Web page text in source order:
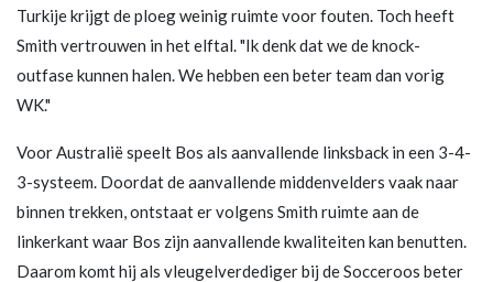
Turkije krijgt de ploeg weinig ruimte voor fouten. Toch heeft
Smith vertrouwen in het elftal. "Ik denk dat we de knock-
outfase kunnen halen. We hebben een beter team dan vorig
WK."
Voor Australië speelt Bos als aanvallende linksback in een 3-4-
3-systeem. Doordat de aanvallende middenvelders vaak naar
binnen trekken, ontstaat er volgens Smith ruimte aan de
linkerkant waar Bos zijn aanvallende kwaliteiten kan benutten.
Daarom komt hij als vleugelverdediger bij de Socceroos beter